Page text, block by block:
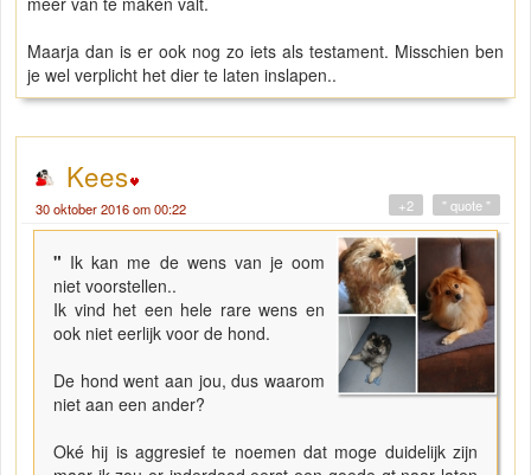
Maarja dan is er ook nog zo iets als testament. Misschien ben
je wel verplicht het dier te laten inslapen..
Kees
30 oktober 2016 om 00:22 " quote "
+2
" Ik kan me de wens van je oom
niet voorstellen..
Ik vind het een hele rare wens en
ook niet eerlijk voor de hond.
De hond went aan jou, dus waarom
niet aan een ander?
Oké hij is aggresief te noemen dat moge duidelijk zijn